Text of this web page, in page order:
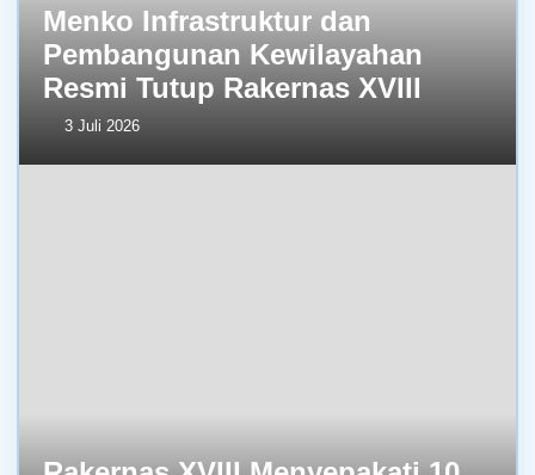
Menko Infrastruktur dan
Pembangunan Kewilayahan
Resmi Tutup Rakernas XVIII
3 Juli 2026